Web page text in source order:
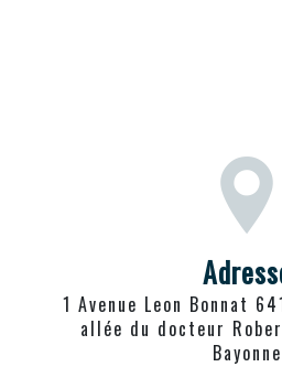
1 Avenue Leon Bonnat 64100 Bayonne / 28
allée du docteur
Bayonne